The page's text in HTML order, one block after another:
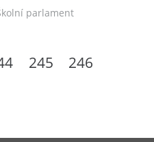
parlament
245 246